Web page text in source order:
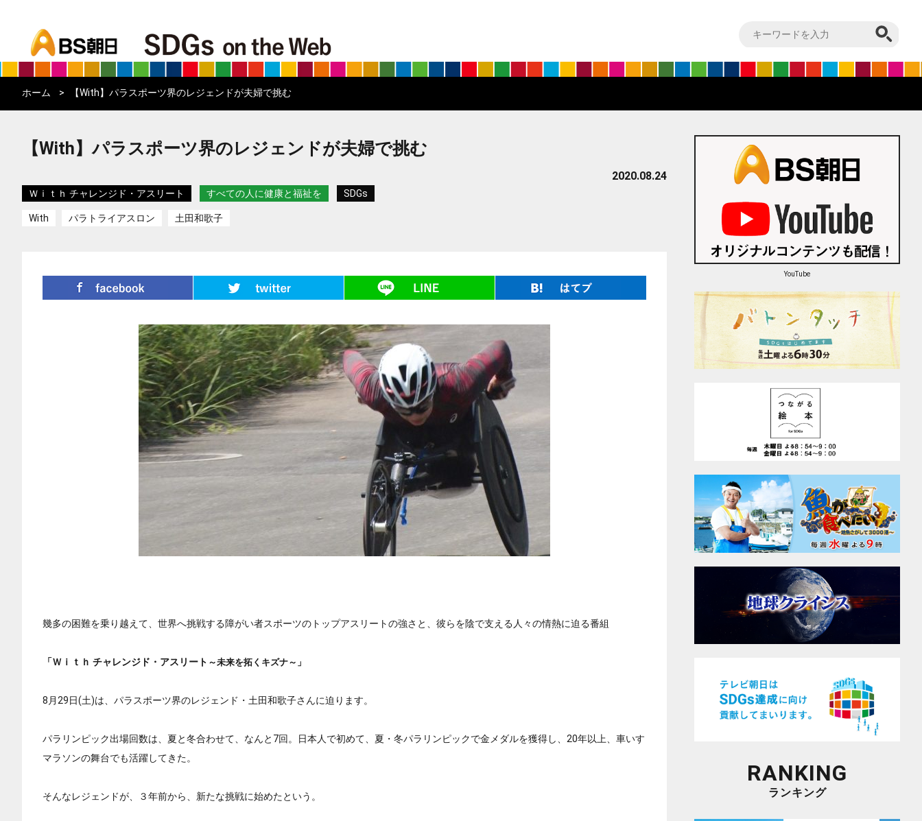
ホーム 【With】パラスポーツ界のレジェンドが夫婦で挑む
【With】パラスポーツ界のレジェンドが夫婦で挑む
2020.08.24
Ｗｉｔｈ チャレンジド・アスリート すべての人に健康と福祉を SDGs
With パラトライアスロン 土田和歌子
ツイート
幾多の困難を乗り越えて、世界へ挑戦する障がい者スポーツのトップアスリートの強さと、彼らを陰で支える人々の情熱に迫る番組
「Ｗｉｔｈ チャレンジド・アスリート ～未来を拓くキズナ～」
8月29日(土)は、パラスポーツ界のレジェンド・土田和歌子さんに迫ります。
パラリンピック出場回数は、夏と冬合わせて、なんと7回。日本人で初めて、夏・冬パラリンピックで金メダルを獲得し、20年以上、車いす
マラソンの舞台でも活躍してきた。
そんなレジェンドが、３年前から、新たな挑戦に始めたという。
YouTube
RANKING
ランキング